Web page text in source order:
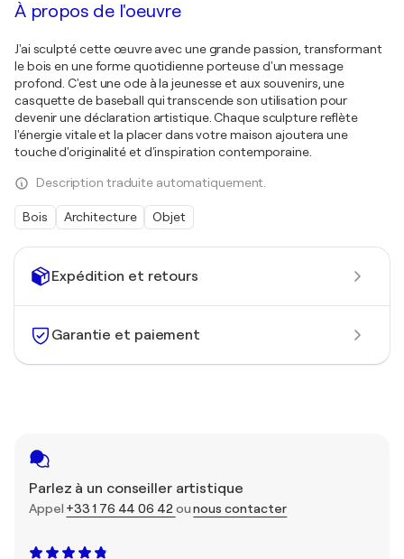
Expédition et retours
Garantie et paiement
Parlez à un conseiller artistique
Appel +33 1 76 44 06 42 ounous contacter
À propos de l'oeuvre
J'ai sculpté cette œuvre avec une grande passion, transformant
le bois en une forme quotidienne porteuse d'un message
profond. C'est une ode à la jeunesse et aux souvenirs, une
casquette de baseball qui transcende son utilisation pour
devenir une déclaration artistique. Chaque sculpture reflète
l'énergie vitale et la placer dans votre maison ajoutera une
touche d'originalité et d'inspiration contemporaine.
Description traduite automatiquement.
Bois Architecture Objet